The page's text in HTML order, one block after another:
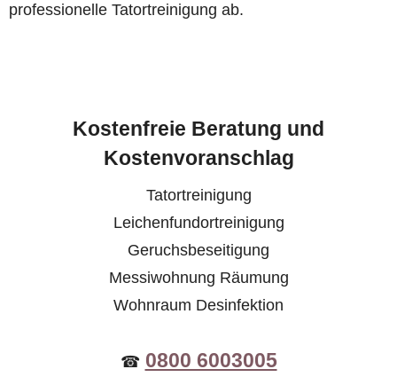
professionelle Tatortreinigung ab.
Kostenfreie Beratung und
Kostenvoranschlag
Tatortreinigung
Leichenfundortreinigung
Geruchsbeseitigung
Messiwohnung Räumung
Wohnraum Desinfektion
☎ 0800 6003005